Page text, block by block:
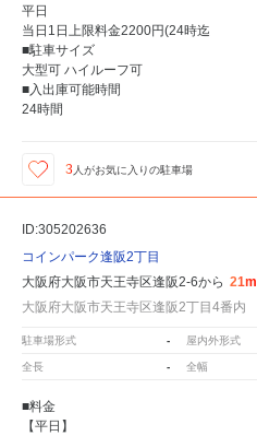
平日
当日1日上限料金2200円(24時迄
■駐車サイズ
大型可 ハイルーフ可
■入出庫可能時間
24時間
3 人がお気に入りの駐車場
ID:305202636
コインパーク逢阪2丁目
大阪府大阪市天王寺区逢阪2-6から 21m
大阪府大阪市天王寺区逢阪2丁目4番内
駐車場形式 - 屋内外形式
全長 - 全幅
■料金
【平日】